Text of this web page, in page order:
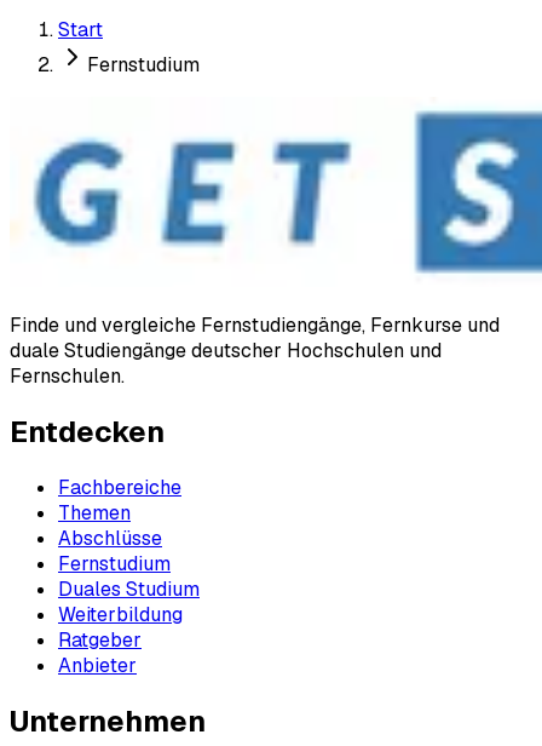
Start
Fernstudium
Finde und vergleiche Fernstudiengänge, Fernkurse und
duale Studiengänge deutscher Hochschulen und
Fernschulen.
Entdecken
Fachbereiche
Themen
Abschlüsse
Fernstudium
Duales Studium
Weiterbildung
Ratgeber
Anbieter
Unternehmen